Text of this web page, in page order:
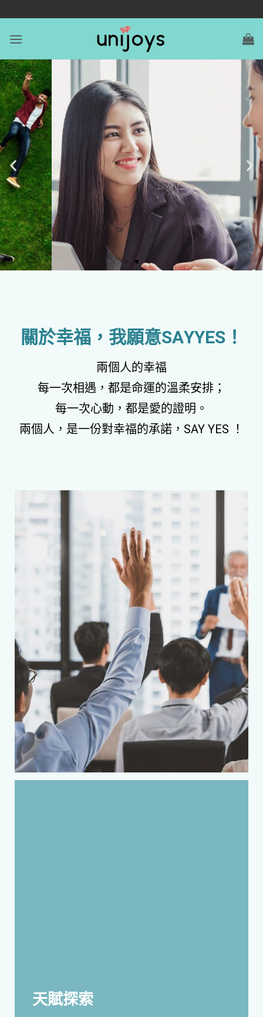
己， 讓生活更有意思!!
關於幸福， 我願意SAYYES！
兩個人的幸福
每一次相遇，都是命運的溫柔安排；
每一次心動，都是愛的證明。
兩個人，是一份對幸福的承諾，SAY YES ！
天賦探索